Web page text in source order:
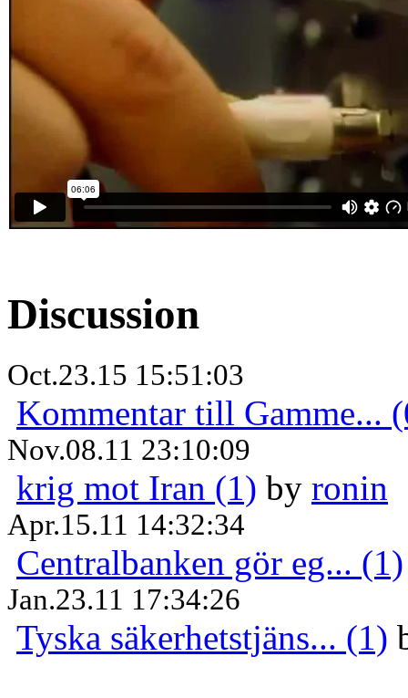
Discussion
Oct.23.15 15:51:03
Kommentar till Gamme...
Nov.08.11 23:10:09
krig mot Iran (1) by ronin
Apr.15.11 14:32:34
Centralbanken gör eg... (1)
Jan.23.11 17:34:26
Tyska säkerhetstjäns... (1)